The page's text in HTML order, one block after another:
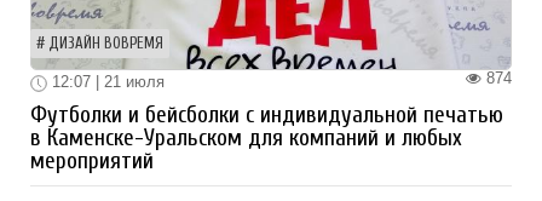
ДИЗАЙН ВОВРЕМЯ
874
12:07 | 21 июля
Футболки и бейсболки с индивидуальной печатью
в Каменске-Уральском для компаний и любых
мероприятий